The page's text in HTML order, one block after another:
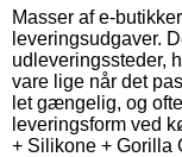
Masser af e-
leveringsudgaver.
udleveringssteder,
vare lige når det
let gængelig, og
leveringsform ved
+ Silikone + Gorilla